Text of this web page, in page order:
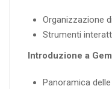
Organizzazione
Strumenti
Introduzione a
Panoramica